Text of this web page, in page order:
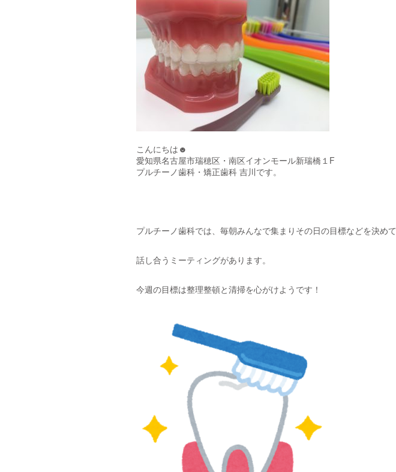
こんにちは☻
愛知県名古屋市瑞穂区・南区イオンモール新瑞橋１F
プルチーノ歯科・矯正歯科 吉川です。
プルチーノ歯科では、毎朝みんなで集まりその日の目標などを決めて
話し合うミーティングがあります。
今週の目標は整理整頓と清掃を心がけようです！